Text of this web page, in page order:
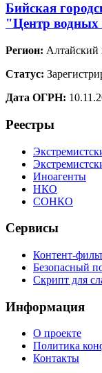
Бийская
"Центр водных
Регион: Алтайский
Статус:
Дата ОГРН:
Реестры
Иноагенты
НКО
СОНКО
Сервисы
Контент-
Безопасный
Скрипт для
Информация
О проекте
Политика
Контакты